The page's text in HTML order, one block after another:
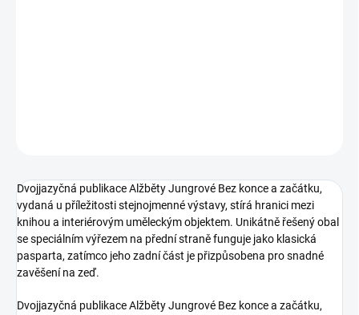
Dvojjazyčná publikace Alžběty Jungrové Bez konce a začátku,
vydaná u příležitosti stejnojmenné výstavy, stírá hranici mezi
knihou a interiérovým uměleckým objektem. Unikátně řešený obal
se speciálním výřezem na přední straně funguje jako klasická
pasparta, zatímco jeho zadní část je přizpůsobena pro snadné
zavěšení na zeď.
Dvojjazyčná publikace Alžběty Jungrové Bez konce a začátku,